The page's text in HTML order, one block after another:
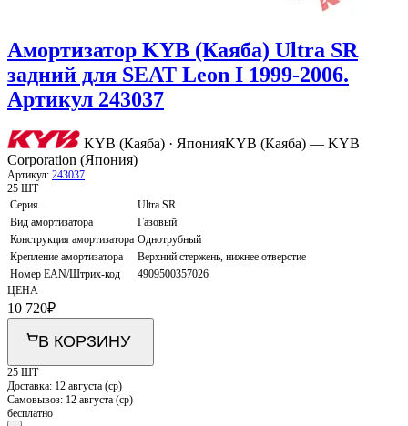
Амортизатор KYB (Каяба) Ultra SR
задний для SEAT Leon I 1999-2006.
Артикул 243037
KYB (Каяба) · ЯпонияKYB (Каяба) — KYB
Corporation (Япония)
Артикул: 243037
25 ШТ
Серия
Ultra SR
Вид амортизатора
Газовый
Конструкция амортизатора Однотрубный
Крепление амортизатора
Верхний стержень, нижнее отверстие
Номер EAN/Штрих-код
4909500357026
ЦЕНА
10 720₽
В КОРЗИНУ
25 ШТ
Доставка: 12 августа (ср)
Самовывоз: 12 августа (ср)
бесплатно